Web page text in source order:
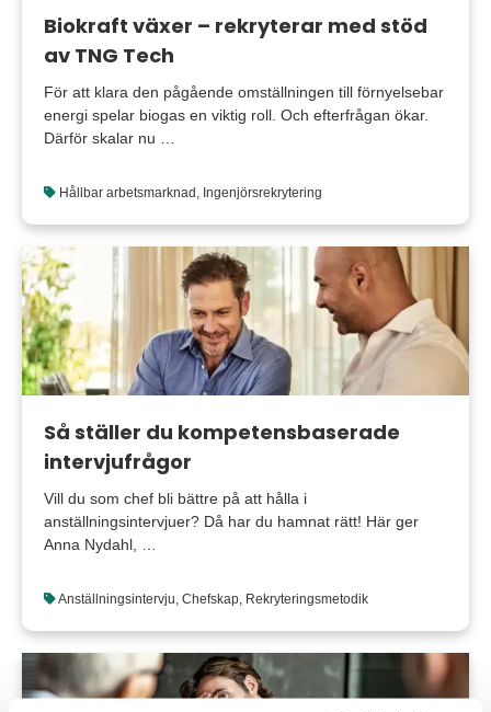
Biokraft växer – rekryterar med stöd
av TNG Tech
För att klara den pågående omställningen till förnyelsebar
energi spelar biogas en viktig roll. Och efterfrågan ökar.
Därför skalar nu …
Hållbar arbetsmarknad, Ingenjörsrekrytering
Så ställer du kompetensbaserade
intervjufrågor
Vill du som chef bli bättre på att hålla i
anställningsintervjuer? Då har du hamnat rätt! Här ger
Anna Nydahl, …
Anställningsintervju, Chefskap, Rekryteringsmetodik